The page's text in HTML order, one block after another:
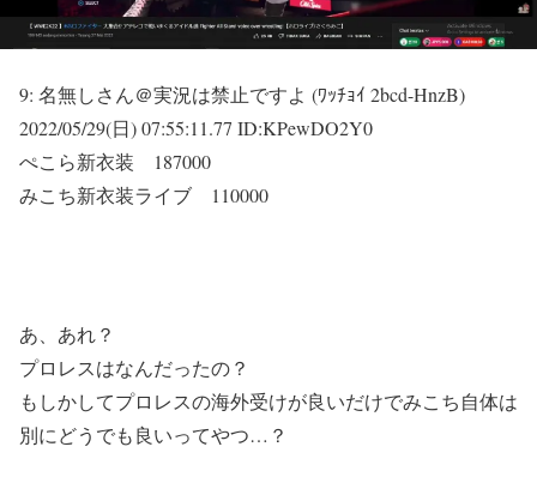
9: 名無しさん＠実況は禁止ですよ (ﾜｯﾁｮｲ 2bcd-HnzB)
2022/05/29(日) 07:55:11.77 ID:KPewDO2Y0
ぺこら新衣装 187000
みこち新衣装ライブ 110000
あ、あれ？
プロレスはなんだったの？
もしかしてプロレスの海外受けが良いだけでみこち自体は
別にどうでも良いってやつ…？